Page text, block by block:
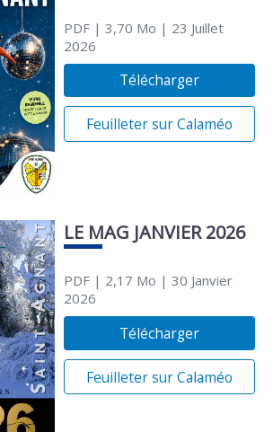
PDF| 3,70 Mo | 23 Juillet
2026
Télécharger
Feuilleter sur Calaméo
LE MAG JANVIER 2026
PDF| 2,17 Mo | 30 Janvier
2026
Télécharger
Feuilleter sur Calaméo